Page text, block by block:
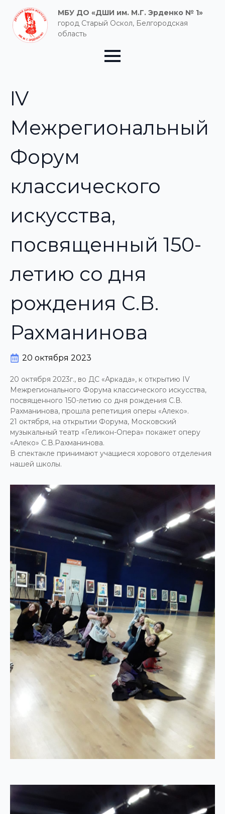
МБУ ДО «ДШИ им. М.Г. Эрденко № 1»
город Старый Оскол, Белгородская
область
IV
Межрегиональный
Форум
классического
искусства,
посвященный 150-
летию со дня
рождения С.В.
Рахманинова
20 октября 2023
20 октября 2023г., во ДС «Аркада», к открытию IV
Межрегионального Форума классического искусства,
посвященного 150-летию со дня рождения С.В.
Рахманинова, прошла репетиция оперы «Алеко».
21 октября, на открытии Форума, Московский
музыкальный театр «Геликон-Опера» покажет оперу
«Алеко» С.В.Рахманинова.
В спектакле принимают учащиеся хорового отделения
нашей школы.